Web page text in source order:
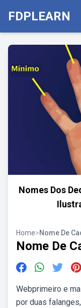
FDPLEARN
Nomes Dos
Home>Nome De
Nome De
Webprimeiro e
por duas